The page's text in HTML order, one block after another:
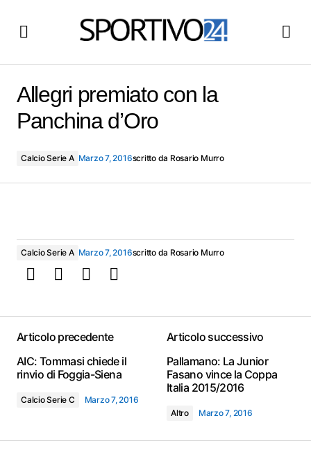
Allegri premiato con la
Panchina d’Oro
Calcio Serie A Marzo 7, 2016scritto da Rosario Murro
Calcio Serie A Marzo 7, 2016scritto da Rosario Murro
Articolo precedente
AIC: Tommasi chiede il
rinvio di Foggia-Siena
Calcio Serie C Marzo 7, 2016
Articolo successivo
Pallamano: La Junior
Fasano vince la Coppa
Italia 2015/2016
Altro Marzo 7, 2016